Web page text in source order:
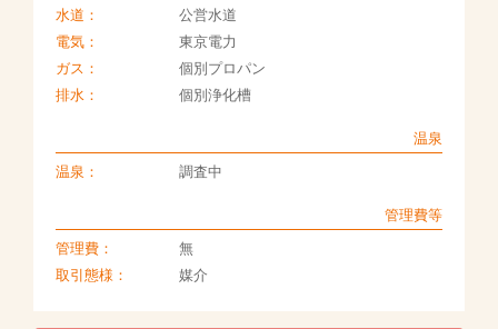
水道：
公営水道
電気：
東京電力
ガス：
個別プロパン
排水：
個別浄化槽
温泉
温泉：
調査中
管理費等
管理費：
無
取引態様：
媒介